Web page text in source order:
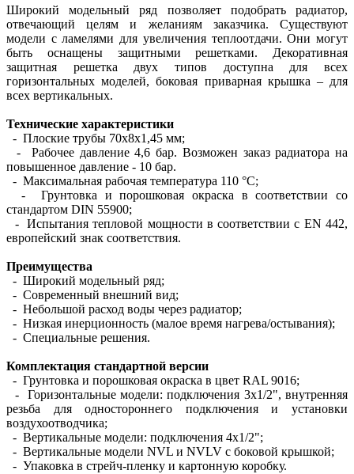
Широкий модельный ряд позволяет подобрать радиатор,
отвечающий целям и желаниям заказчика. Существуют
модели с ламелями для увеличения теплоотдачи. Они могут
быть оснащены защитными решетками. Декоративная
защитная решетка двух типов доступна для всех
горизонтальных моделей, боковая приварная крышка – для
всех вертикальных.
Технические характеристики
- Плоские трубы 70х8х1,45 мм;
- Рабочее давление 4,6 бар. Возможен заказ радиатора на
повышенное давление - 10 бар.
- Максимальная рабочая температура 110 °С;
- Грунтовка и порошковая окраска в соответствии со
стандартом DIN 55900;
- Испытания тепловой мощности в соответствии с EN 442,
европейский знак соответствия.
Преимущества
- Широкий модельный ряд;
- Современный внешний вид;
- Небольшой расход воды через радиатор;
- Низкая инерционность (малое время нагрева/остывания);
- Специальные решения.
Комплектация стандартной версии
- Грунтовка и порошковая окраска в цвет RAL 9016;
- Горизонтальные модели: подключения 3х1/2", внутренняя
резьба для одностороннего подключения и установки
воздухоотводчика;
- Вертикальные модели: подключения 4х1/2";
- Вертикальные модели NVL и NVLV с боковой крышкой;
- Упаковка в стрейч-пленку и картонную коробку.